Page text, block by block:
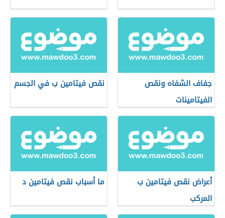
جفاف الشفاه ونقص
الفيتامينات
نقص فيتامين ب في الجسم
أعراض نقص فيتامين ب
المركب
ما أسباب نقص فيتامين د